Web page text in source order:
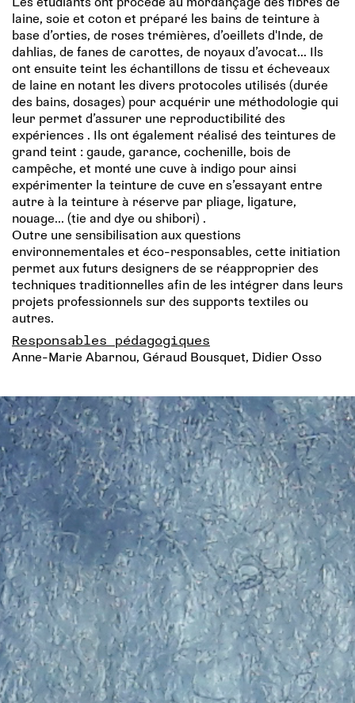
laine, soie et coton et préparé les bains de teinture à
base d’orties, de roses trémières, d’oeillets d'Inde, de
dahlias, de fanes de carottes, de noyaux d’avocat... Ils
ont ensuite teint les échantillons de tissu et écheveaux
de laine en notant les divers protocoles utilisés (durée
des bains, dosages) pour acquérir une méthodologie qui
leur permet d’assurer une reproductibilité des
expériences . Ils ont également réalisé des teintures de
grand teint : gaude, garance, cochenille, bois de
campêche, et monté une cuve à indigo pour ainsi
expérimenter la teinture de cuve en s’essayant entre
autre à la teinture à réserve par pliage, ligature,
nouage... (tie and dye ou shibori) .
Outre une sensibilisation aux questions
environnementales et éco-responsables, cette initiation
permet aux futurs designers de se réapproprier des
techniques traditionnelles afin de les intégrer dans leurs
projets professionnels sur des supports textiles ou
autres.
Responsables pédagogiques
Anne-Marie Abarnou, Géraud Bousquet, Didier Osso